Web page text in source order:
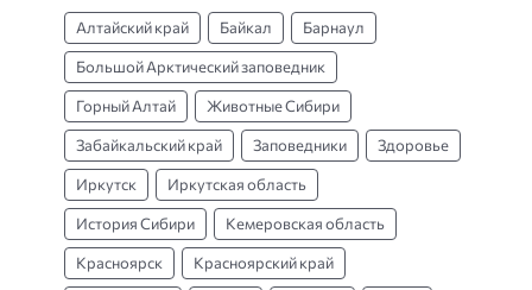
Алтайский край Байкал Барнаул
Большой Арктический заповедник
Горный Алтай Животные Сибири
Забайкальский край Заповедники Здоровье
Иркутск Иркутская область
История Сибири Кемеровская область
Красноярск Красноярский край